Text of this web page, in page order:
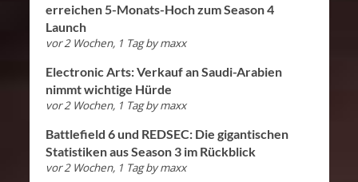
erreichen 5-Monats-Hoch zum Season 4
Launch
vor 2 Wochen, 1 Tag bymaxx
Electronic Arts: Verkauf an Saudi-Arabien
nimmt wichtige Hürde
vor 2 Wochen, 1 Tag bymaxx
Battlefield 6 und REDSEC: Die gigantischen
Statistiken aus Season 3 im Rückblick
vor 2 Wochen, 1 Tag bymaxx